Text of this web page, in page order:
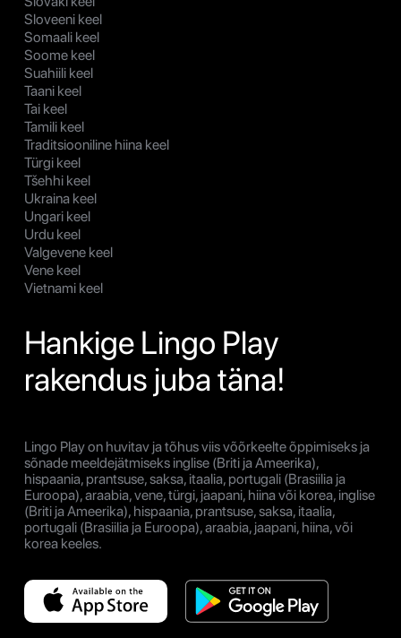
Sloveeni keel
Somaali keel
Soome keel
Suahiili keel
Taani keel
Tai keel
Tamili keel
Traditsiooniline hiina keel
Türgi keel
Tšehhi keel
Ukraina keel
Ungari keel
Urdu keel
Valgevene keel
Vene keel
Vietnami keel
Hankige Lingo Play
rakendus juba täna!
Lingo Play on huvitav ja tõhus viis võõrkeelte õppimiseks ja
sõnade meeldejätmiseks inglise (Briti ja Ameerika),
hispaania, prantsuse, saksa, itaalia, portugali (Brasiilia ja
Euroopa), araabia, vene, türgi, jaapani, hiina või korea, inglise
(Briti ja Ameerika), hispaania, prantsuse, saksa, itaalia,
portugali (Brasiilia ja Euroopa), araabia, jaapani, hiina, või
korea keeles.